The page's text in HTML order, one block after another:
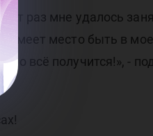
раз мне удалось
имеет место быть в
всё получится!», -